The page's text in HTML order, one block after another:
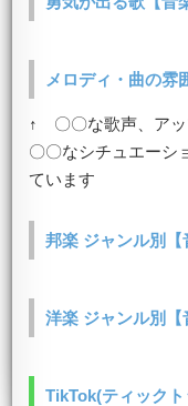
メロディ・曲の雰
↑ 〇〇な歌声、アッ
〇〇なシチュエーシ
ています
邦楽 ジャンル別【
洋楽 ジャンル別【
TikTok(ティック